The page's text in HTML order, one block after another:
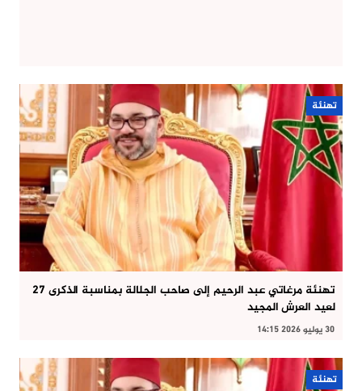
تهنئة
تهنئة مرغاتي عبد الرحيم إلى صاحب الجلالة بمناسبة الذكرى 27
لعيد العرش المجيد
30 يوليو 2026 14:15
تهنئة